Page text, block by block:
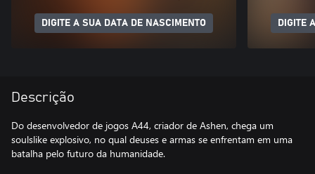
DIGITE A SUA DATA DE NASCIMENTO DIGITE
Descrição
Do desenvolvedor de jogos A44, criador de Ashen, chega um
soulslike explosivo, no qual deuses e armas se enfrentam em uma
batalha pelo futuro da humanidade.